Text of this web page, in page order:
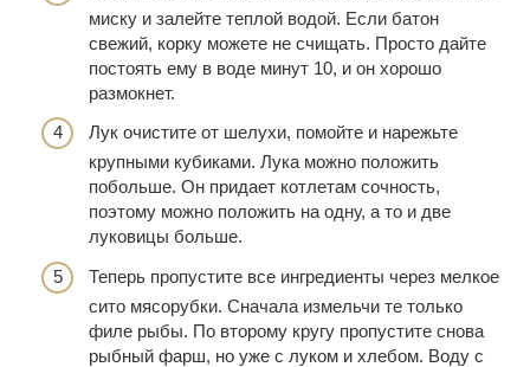
миску и залейте теплой водой. Если батон
свежий, корку можете не счищать. Просто дайте
постоять ему в воде минут 10, и он хорошо
размокнет.
Лук очистите от шелухи, помойте и нарежьте
крупными кубиками. Лука можно положить
побольше. Он придает котлетам сочность,
поэтому можно положить на одну, а то и две
луковицы больше.
Теперь пропустите все ингредиенты через мелкое
сито мясорубки. Сначала измельчи те только
филе рыбы. По второму кругу пропустите снова
рыбный фарш, но уже с луком и хлебом. Воду с